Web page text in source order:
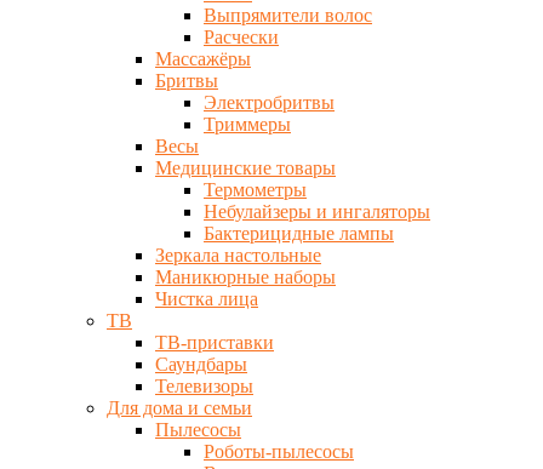
Выпрямители волос
Расчески
Массажёры
Бритвы
Электробритвы
Триммеры
Весы
Медицинские товары
Термометры
Небулайзеры и ингаляторы
Бактерицидные лампы
Зеркала настольные
Маникюрные наборы
Чистка лица
ТВ
ТВ-приставки
Саундбары
Телевизоры
Для дома и семьи
Пылесосы
Роботы-пылесосы